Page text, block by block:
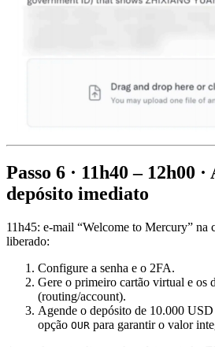
Passo 6 · 11h40 – 12h00
depósito imediato
11h45: e-mail “Welcome to Mercury” na
liberado:
Configure a senha e o 2FA.
Gere o primeiro cartão virtual e os
(routing/account).
Agende o depósito de 10.000
opção OUR para garantir o valor